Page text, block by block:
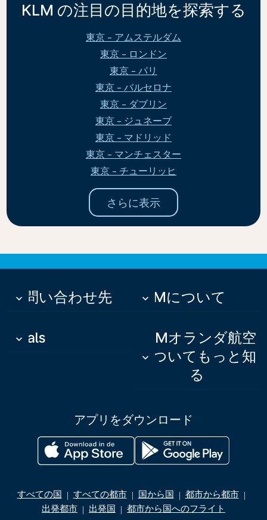
KLM の注目の目的地を探索する
東京 - アムステルダム
東京 - ロンドン
東京 - パリ
東京 - バルセロナ
東京 - ダブリン
東京 - ジュネーブ
東京 - マドリッド
東京 - マンチェスター
東京 - チューリッヒ
さらに表示
お問い合わせ先
keyboard_arrow_down KLMについて
keyboard_arrow_down
Deals
keyboard_arrow_down
KLMオランダ航空
についてもっと知
る
keyboard_arrow_down
アプリをダウンロード
すべての国 | すべての都市 | 国から国 | 都市から都市 |
出発都市 | 出発国 | 都市から国へのフライト